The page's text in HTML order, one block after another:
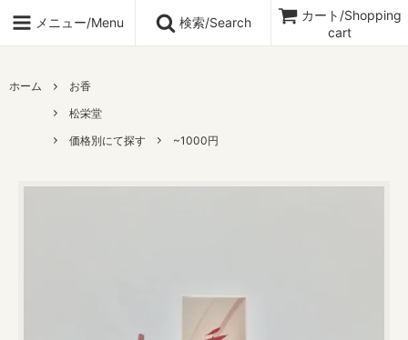
メニュー/Menu 検索/Search
カート/Shopping
cart
ホーム
お香
松栄堂
価格別にて探す
~1000円